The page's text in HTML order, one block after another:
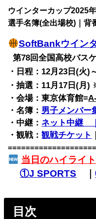
ウインターカップ2025年
選手名簿(全出場校)｜背
SoftBankウイン
第78回全国高校バス
・日程：12月23日(火)
・抽選：11月17日(月)
・会場：東京体育館=
・名簿： 男子メンバー
・中継： ネット中継
・観戦：観戦チケット
当日のハイライ
①J SPORTS ｜
目次